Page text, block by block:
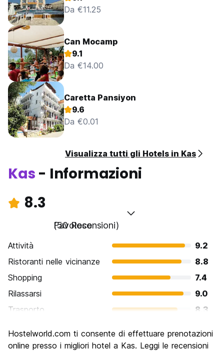
Da €11.25
Can Mocamp
9.1
Da €14.00
Caretta Pansiyon
9.6
Da €0.01
Visualizza tutti gli Hotels in Kas
Kas - Informazioni
8.3
Favoloso
(50 Recensioni)
Attività
9.2
Ristoranti nelle vicinanze
8.8
Shopping
7.4
Rilassarsi
9.0
Trasporto
8.3
Luoghi di interesse culturale
7.8
Hostelworld.com ti consente di effettuare prenotazioni
online presso i migliori hotel a Kas. Leggi le recensioni